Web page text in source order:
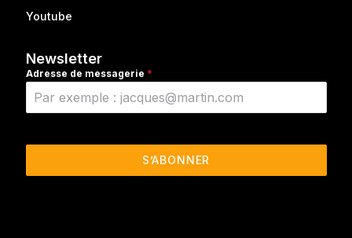
Youtube
Newsletter
Adresse de messagerie *
S’ABONNER